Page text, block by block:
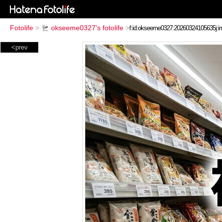
Fotolife > okseeme0327's fotolife >
<prev